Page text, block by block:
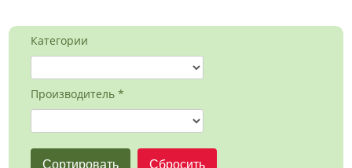
Категории
Производитель *